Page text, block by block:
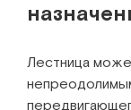
Лестница